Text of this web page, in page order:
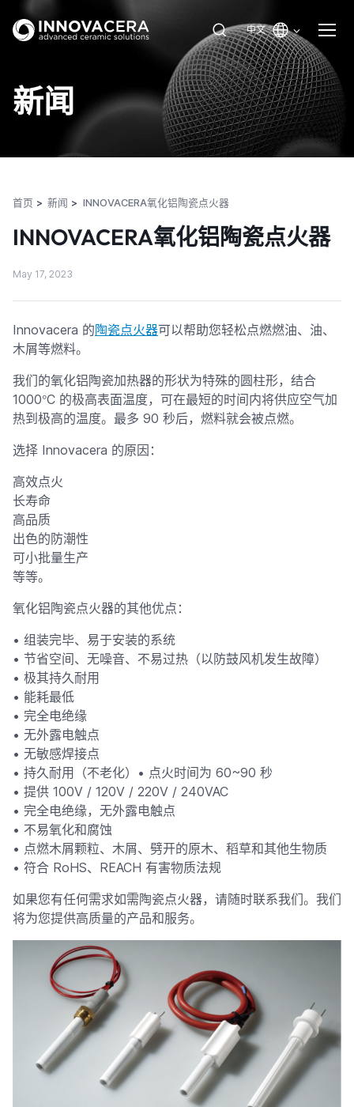
中文
新闻
首页 新闻 INNOVACERA氧化铝陶瓷点火器
INNOVACERA氧化铝陶瓷点火器
May 17, 2023
Innovacera 的陶瓷点火器可以帮助您轻松点燃燃油、油、
木屑等燃料。
我们的氧化铝陶瓷加热器的形状为特殊的圆柱形，结合
1000°C 的极高表面温度，可在最短的时间内将供应空气加
热到极高的温度。最多 90 秒后，燃料就会被点燃。
选择 Innovacera 的原因：
高效点火
长寿命
高品质
出色的防潮性
可小批量生产
等等。
氧化铝陶瓷点火器的其他优点：
• 组装完毕、易于安装的系统
• 节省空间、无噪音、不易过热（以防鼓风机发生故障）
• 极其持久耐用
• 能耗最低
• 完全电绝缘
• 无外露电触点
• 无敏感焊接点
• 持久耐用（不老化）• 点火时间为 60~90 秒
• 提供 100V / 120V / 220V / 240VAC
• 完全电绝缘，无外露电触点
• 不易氧化和腐蚀
• 点燃木屑颗粒、木屑、劈开的原木、稻草和其他生物质
• 符合 RoHS、REACH 有害物质法规
如果您有任何需求如需陶瓷点火器，请随时联系我们。我们
将为您提供高质量的产品和服务。